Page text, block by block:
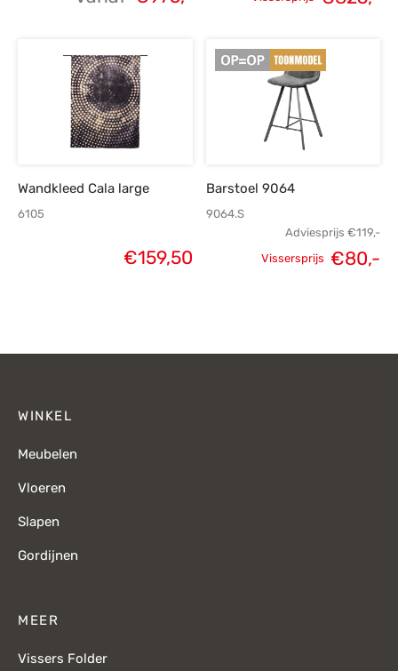
prijs was:
€1.155,-.
Wandkleed Cala large
6105
€159,50
Barstoel 9064
9064.S
Adviesprijs €119,-
Vissersprijs €80,-
WINKEL
Meubelen
Vloeren
Slapen
Gordijnen
MEER
Vissers Folder